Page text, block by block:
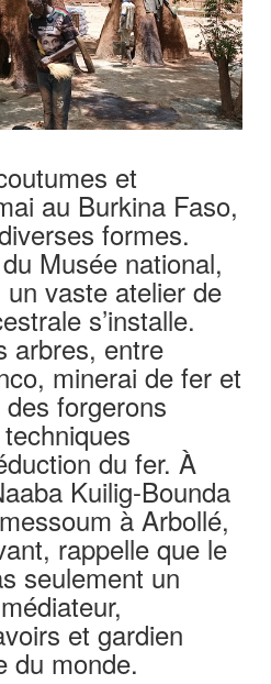
et
au Burkina Faso,
formes.
Musée national,
vaste atelier de
s’installe.
arbres, entre
minerai de fer et
forgerons
du fer. À
Kuilig-Bounda
à Arbollé,
rappelle que le
seulement un
et gardien
du monde.